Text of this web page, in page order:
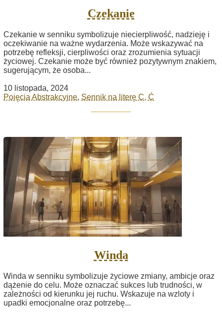
Czekanie
Czekanie w senniku symbolizuje niecierpliwość, nadzieję i
oczekiwanie na ważne wydarzenia. Może wskazywać na
potrzebę refleksji, cierpliwości oraz zrozumienia sytuacji
życiowej. Czekanie może być również pozytywnym znakiem,
sugerującym, że osoba...
10 listopada, 2024
Pojęcia Abstrakcyjne, Sennik na literę C, Ć
Winda
Winda w senniku symbolizuje życiowe zmiany, ambicje oraz
dążenie do celu. Może oznaczać sukces lub trudności, w
zależności od kierunku jej ruchu. Wskazuje na wzloty i
upadki emocjonalne oraz potrzebę...